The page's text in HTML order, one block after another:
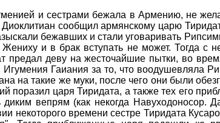
и сестрами бежала в Армению, не
сообщил армянскому царю
бежавших и стали уговаривать
и в брак вступать не может. Тогда с
предал деву на жесточайшие пытки, во
Гаиания за то, что воодушевляла
на такие же муки, после чего они были
поразил царя Тиридата, а также тех его
вепрям (как некогда Навуходоносор.
некоторого времени сестре Тиридата